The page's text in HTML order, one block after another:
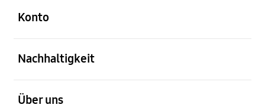
Konto
Nachhaltigkeit
Über uns